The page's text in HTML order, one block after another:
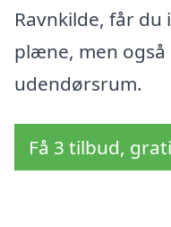
Ravnkilde, får
plæne, men
udendørsrum.
Få 3 tilbud,